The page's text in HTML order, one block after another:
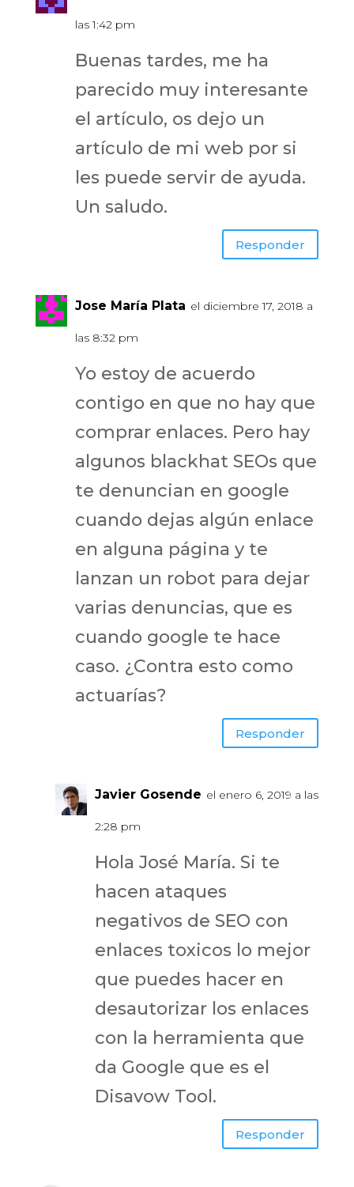
las 1:42 pm
Buenas tardes, me ha
parecido muy interesante
el artículo, os dejo un
artículo de mi web por si
les puede servir de ayuda.
Un saludo.
Responder
Jose María Plata el diciembre 17, 2018 a
las 8:32 pm
Yo estoy de acuerdo
contigo en que no hay que
comprar enlaces. Pero hay
algunos blackhat SEOs que
te denuncian en google
cuando dejas algún enlace
en alguna página y te
lanzan un robot para dejar
varias denuncias, que es
cuando google te hace
caso. ¿Contra esto como
actuarías?
Responder
Javier Gosende el enero 6, 2019 a las
2:28 pm
Hola José María. Si te
hacen ataques
negativos de SEO con
enlaces toxicos lo mejor
que puedes hacer en
desautorizar los enlaces
con la herramienta que
da Google que es el
Disavow Tool.
Responder